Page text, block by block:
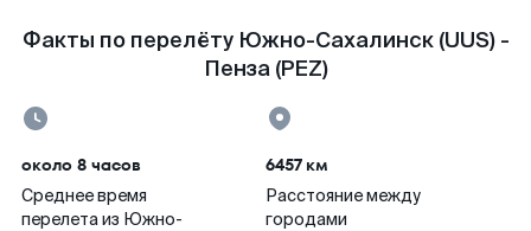
Факты по перелёту Южно-Сахалинск (UUS) -
Пенза (PEZ)
около 8 часов
Среднее время
перелета из Южно-
6457 км
Расстояние между
городами